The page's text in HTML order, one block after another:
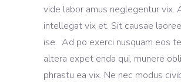
vide labor amus neglegentur vix.
intellegat vix et. Sit causae
ise. Ad po exerci nusquam eos
altera expet enda qui, munere
phrastu ea vix. Ne nec modus